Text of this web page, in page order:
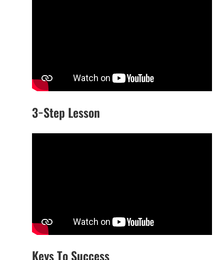
3−Step Lesson
Keys To Success